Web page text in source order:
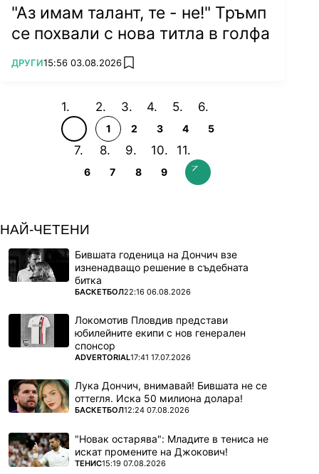
"Аз имам талант, те - не!" Тръмп
се похвали с нова титла в голфа
ПОВЕЧЕ ОТ
ДРУГИ15:56 03.08.2026 add favorites
1 2 3 4 5
6 7 8 9
НАЙ-ЧЕТЕНИ
Бившата годеница на Дончич взе
изненадващо решение в съдебната
битка
ПОВЕЧЕ ОТ
БАСКЕТБОЛ22:16 06.08.2026
Локомотив Пловдив представи
юбилейните екипи с нов генерален
спонсор
ПОВЕЧЕ ОТ
ADVERTORIAL17:41 17.07.2026
Лука Дончич, внимавай! Бившата не се
оттегля. Иска 50 милиона долара!
ПОВЕЧЕ ОТ
БАСКЕТБОЛ12:24 07.08.2026
"Новак остарява": Младите в тениса не
искат промените на Джокович!
ПОВЕЧЕ ОТ
ТЕНИС15:19 07.08.2026